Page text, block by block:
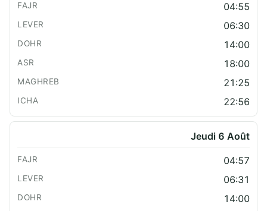
04:55
06:30
14:00
18:00
21:25
22:56
Jeudi 6 Août
04:57
06:31
14:00